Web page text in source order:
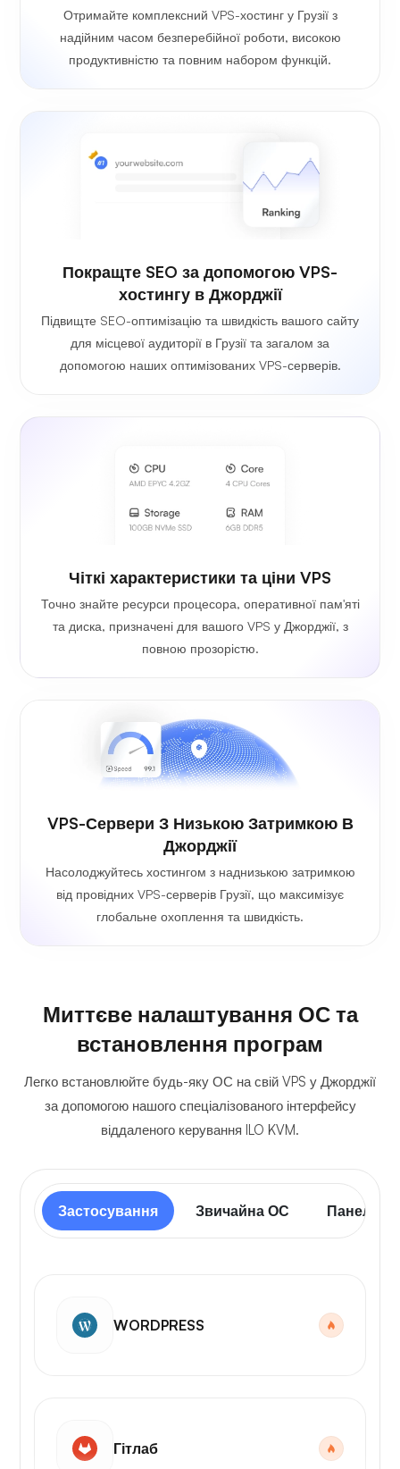
Отримайте комплексний VPS-хостинг у Грузії з
надійним часом безперебійної роботи, високою
продуктивністю та повним набором функцій.
Покращте SEO за допомогою VPS-
хостингу в Джорджії
Підвищте SEO-оптимізацію та швидкість вашого сайту
для місцевої аудиторії в Грузії та загалом за
допомогою наших оптимізованих VPS-серверів.
Чіткі характеристики та ціни VPS
Точно знайте ресурси процесора, оперативної пам'яті
та диска, призначені для вашого VPS у Джорджії, з
повною прозорістю.
VPS-Сервери З Низькою Затримкою В
Джорджії
Насолоджуйтесь хостингом з наднизькою затримкою
від провідних VPS-серверів Грузії, що максимізує
глобальне охоплення та швидкість.
Миттєве налаштування ОС та
встановлення програм
Легко встановлюйте будь-яку ОС на свій VPS у Джорджії
за допомогою нашого спеціалізованого інтерфейсу
віддаленого керування ILO KVM.
Застосування Звичайна ОС Панель
WORDPRESS
Гітлаб